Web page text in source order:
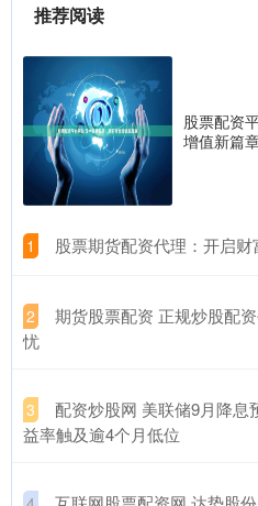
推荐阅读
股票配资
增值新篇
1 股票期货配资代理：开启
2
期货股票配资 正规炒股配
忧
3
配资炒股网 美联储9月降息
益率触及逾4个月低位